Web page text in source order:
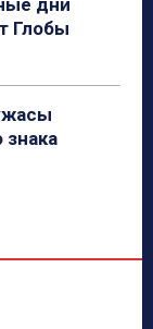
дни
Глобы